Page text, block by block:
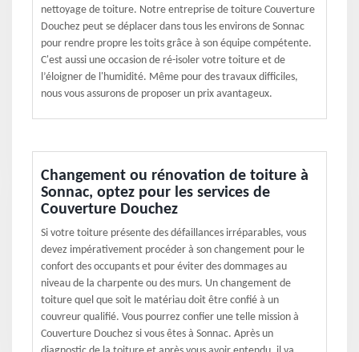
nettoyage de toiture. Notre entreprise de toiture Couverture
Douchez peut se déplacer dans tous les environs de Sonnac
pour rendre propre les toits grâce à son équipe compétente.
C'est aussi une occasion de ré-isoler votre toiture et de
l’éloigner de l'humidité. Même pour des travaux difficiles,
nous vous assurons de proposer un prix avantageux.
Changement ou rénovation de toiture à
Sonnac, optez pour les services de
Couverture Douchez
Si votre toiture présente des défaillances irréparables, vous
devez impérativement procéder à son changement pour le
confort des occupants et pour éviter des dommages au
niveau de la charpente ou des murs. Un changement de
toiture quel que soit le matériau doit être confié à un
couvreur qualifié. Vous pourrez confier une telle mission à
Couverture Douchez si vous êtes à Sonnac. Après un